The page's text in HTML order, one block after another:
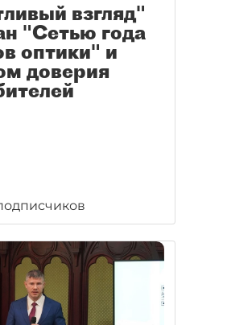
взгляд"
"Сетью года
оптики" и
доверия